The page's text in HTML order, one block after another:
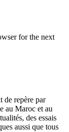
for the next
de repère par
au Maroc et au
des essais
aussi que tous